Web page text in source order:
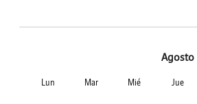
Agosto
Lun Mar Mié Jue